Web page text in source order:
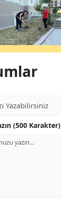
(500 Karakter)